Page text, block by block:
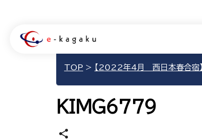
TOP > 【2022年4月 西日本春合宿】
KIMG6779
share